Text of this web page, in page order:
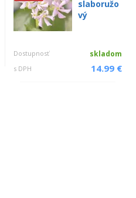
slaboružo
vý
Dostupnosť skladom
s DPH 14.99 €